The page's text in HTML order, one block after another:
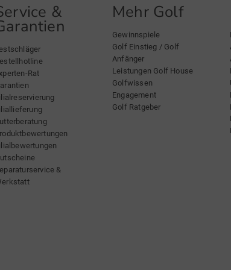
&
Rat
&
Mehr Golf
Gewinnspiele
Golf Einstieg / Golf
Anfänger
Leistungen Golf House
Golfwissen
Engagement
Golf Ratgeber